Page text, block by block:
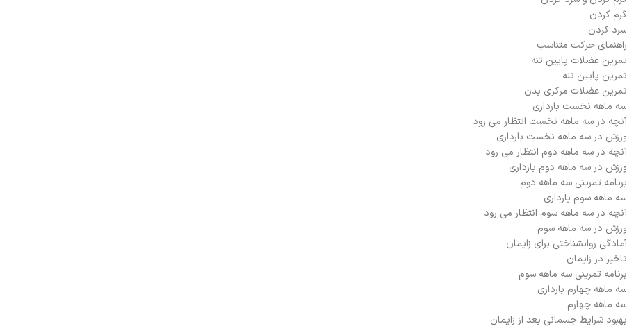
کردن
کردن
حرکت متناسب
عضلات پایین تنه
پایین تنه
عضلات مرکزی بدن
ماهه نخست بارداری
در سه ماهه نخست انتظار می رود
در سه ماهه نخست بارداری
در سه ماهه دوم انتظار می رود
در سه ماهه دوم بارداری
تمرینی سه ماهه دوم
ماهه سوم بارداری
در سه ماهه سوم انتظار می رود
در سه ماهه سوم
روانشناختی برای زایمان
در زایمان
تمرینی سه ماهه سوم
ماهه چهارم بارداری
ماهه چهارم
شرایط جسمانی بعد از زایمان